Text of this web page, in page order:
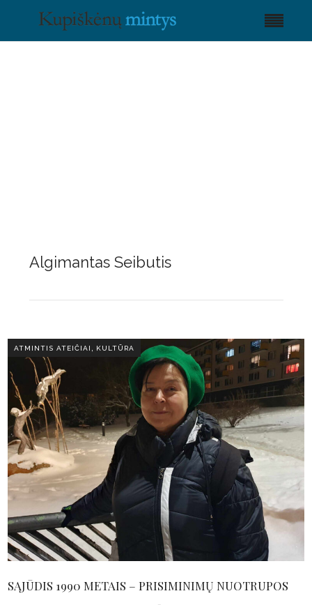
Algimantas Seibutis
ATMINTIS ATEIČIAI KULTŪRA
SĄJŪDIS 1990 METAIS – PRISIMINIMŲ NUOTRUPOS